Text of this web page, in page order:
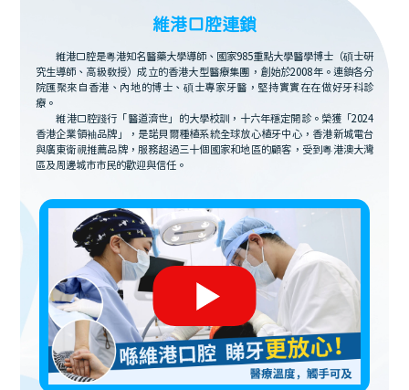
維港口腔連鎖
維港口腔是粵港知名醫藥大學導師、國家985重點大學醫學博士（碩士研
究生導師、高級教授）成立的香港大型醫療集團，創始於2008年。連鎖各分
院匯聚來自香港、內地的博士、碩士專家牙醫，堅持實實在在做好牙科診
療。
維港口腔踐行「醫道濟世」的大學校訓，十六年穩定開診。榮獲「2024
香港企業領袖品牌」，是諾貝爾種植系統全球放心植牙中心，香港新城電台
與廣東衛視推薦品牌，服務超過三十個國家和地區的顧客，受到粵港澳大灣
區及周邊城市市民的歡迎與信任。